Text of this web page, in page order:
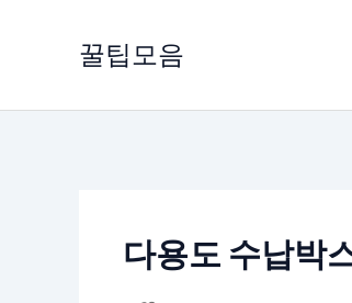
로
꿀팁모음
다용도 수납박